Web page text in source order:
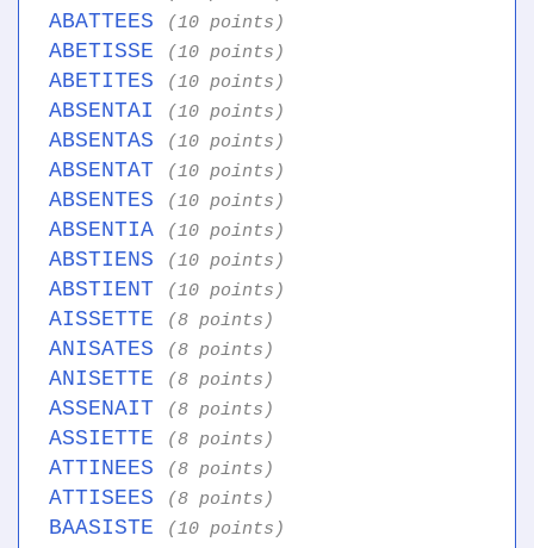
ABATTEES (10 points)
ABETISSE (10 points)
ABETITES (10 points)
ABSENTAI (10 points)
ABSENTAS (10 points)
ABSENTAT (10 points)
ABSENTES (10 points)
ABSENTIA (10 points)
ABSTIENS (10 points)
ABSTIENT (10 points)
AISSETTE (8 points)
ANISATES (8 points)
ANISETTE (8 points)
ASSENAIT (8 points)
ASSIETTE (8 points)
ATTINEES (8 points)
ATTISEES (8 points)
BAASISTE (10 points)